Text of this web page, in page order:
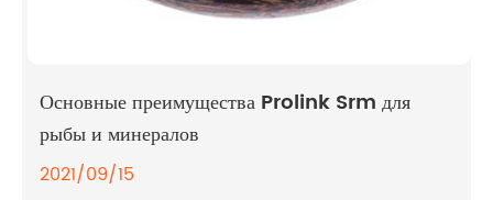
Основные преимущества Prolink Srm для
рыбы и минералов
2021/09/15